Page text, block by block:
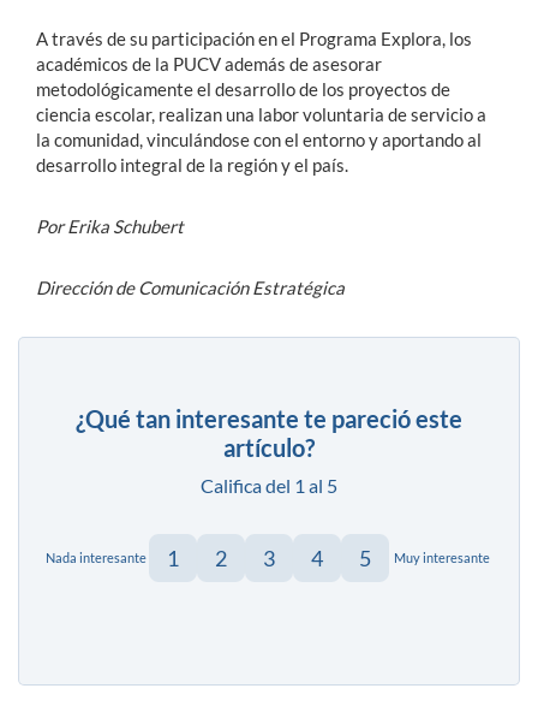
A través de su participación en el Programa Explora, los
académicos de la PUCVademás de asesorar
metodológicamente el desarrollo de los proyectos de
ciencia escolar, realizan una labor voluntaria de servicio a
la comunidad, vinculándose con el entorno y aportando al
desarrollo integral de la región y el país.
Por Erika Schubert
Dirección de Comunicación Estratégica
¿Qué tan interesante te pareció este
artículo?
Califica del 1 al 5
Nada interesante 1 2 3 4 5 Muy interesante